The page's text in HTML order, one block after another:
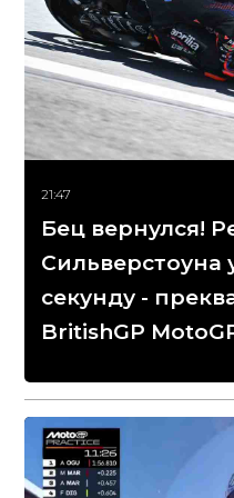
21:47
Бец вернулся!
Сильверстоуна
секунду -
BritishGP